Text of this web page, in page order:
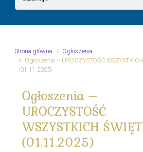
Strona główna
Ogłoszenia
Ogłoszenia – UROCZYSTOŚĆ
(01.11.2025)
Ogłoszenia –
UROCZYSTOŚĆ
WSZYSTKICH
(01.11.2025)